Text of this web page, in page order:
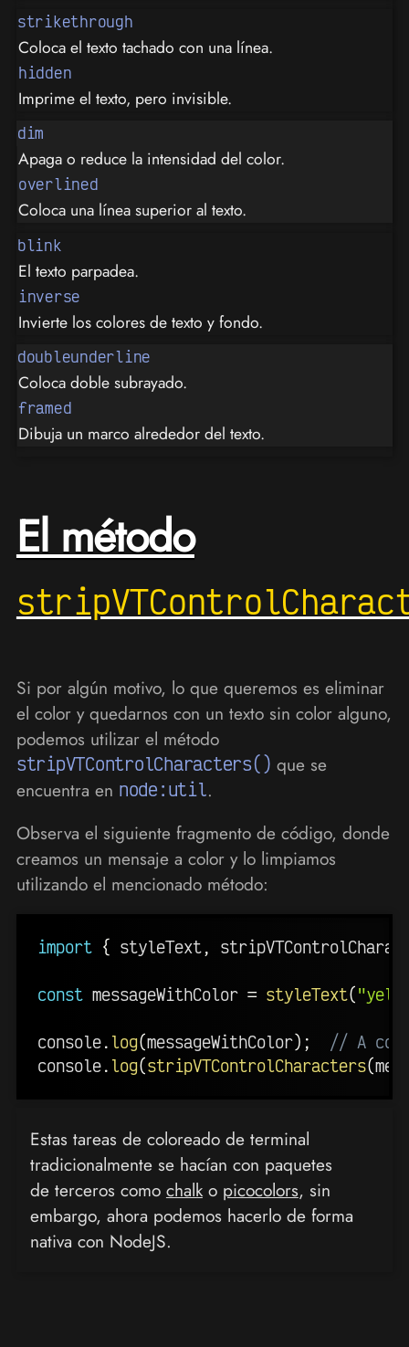
strikethrough
Coloca el texto tachado con una línea.
hidden
Imprime el texto, pero invisible.
dim
Apaga o reduce la intensidad del color.
overlined
Coloca una línea superior al texto.
blink
El texto parpadea.
inverse
Invierte los colores de texto y fondo.
doubleunderline
Coloca doble subrayado.
framed
Dibuja un marco alrededor del texto.
El método
Si por algún motivo, lo que queremos es eliminar
el color y quedarnos con un texto sin color alguno,
podemos utilizar el método
stripVTControlCharacters() que se
encuentra en node:util.
Observa el siguiente fragmento de código, donde
creamos un mensaje a color y lo limpiamos
utilizando el mencionado método:
import { styleText,
const messageWithColor = styleText(
console. log(messageWithColor) ;
// A
console. log(stripVTControlCharacters(
Estas tareas de coloreado de terminal
tradicionalmente se hacían con paquetes
de terceros como chalko picocolors, sin
embargo, ahora podemos hacerlo de forma
nativa con NodeJS.